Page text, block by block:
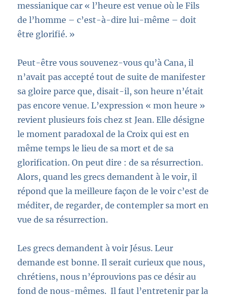
messianique car « l’heure est venue où le Fils
de l’homme – c’est-à-dire lui-même –doit
être glorifié. »
Peut-être vous souvenez-vous qu’à Cana, il
n’avait pas accepté tout de suite de manifester
sa gloire parce que, disait-il, son heure n’était
pas encore venue.L’expression « mon heure »
revient plusieurs fois chez st Jean. Elle désigne
le moment paradoxal de la Croix qui est en
même temps le lieu de sa mort et de sa
glorification. On peut dire : de sa résurrection.
Alors, quand les grecs demandent à le voir, il
répond que la meilleure façon de le voir c’est de
méditer, de regarder, de contempler sa mort en
vue de sa résurrection.
Les grecs demandent à voir Jésus. Leur
demande est bonne. Il serait curieux que nous,
chrétiens, nous n’éprouvions pas ce désir au
fond de nous-mêmes. Il faut l’entretenir par la